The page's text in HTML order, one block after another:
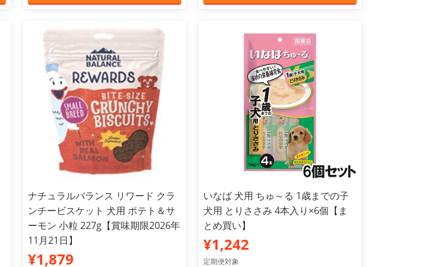
ナチュラルバランス リワード クラ
ンチービスケット 犬用 ポテト＆サ
ーモン 小粒 227g【賞味期限2026年
11月21日】
¥1,879
いなば 犬用 ちゅ～る 1歳までの子
犬用 とりささみ 4本入り×6個【ま
とめ買い】
¥1,242
定期便対象